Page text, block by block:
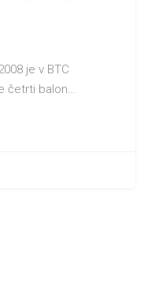
je v BTC
četrti balon…